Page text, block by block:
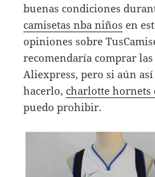
buenas condiciones
camisetas nba niños en
opiniones sobre
recomendaría comprar
Aliexpress, pero si aún así
hacerlo,charlotte hornets
puedo prohibir.